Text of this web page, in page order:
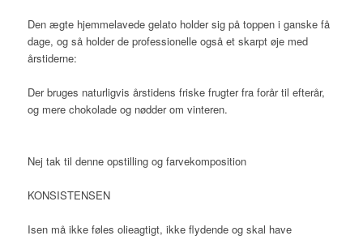
Den ægte hjemmelavede gelato holder sig på toppen i ganske få
dage, og så holder de professionelle også et skarpt øje med
årstiderne:
Der bruges naturligvis årstidens friske frugter fra forår til efterår,
og mere chokolade og nødder om vinteren.
Nej tak til denne opstilling og farvekomposition
KONSISTENSEN
Isen må ikke føles olieagtigt, ikke flydende og skal have